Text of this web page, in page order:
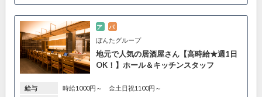
ア パ
ぼんたグループ
地元で人気の居酒屋さん【高時給★週1日
OK！】ホール＆キッチンスタッフ
給与
時給1000円～ 金土日祝1100円～